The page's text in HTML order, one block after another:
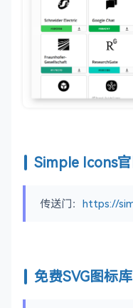
Simple Icons
传送门： https://
免费SVG图标库